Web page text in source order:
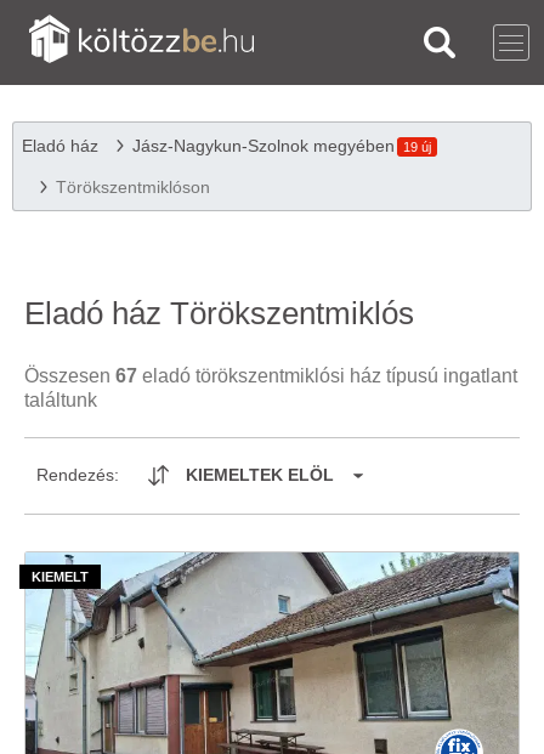
Eladó ház Jász-Nagykun-Szolnok megyében 19 új
Törökszentmiklóson
Eladó ház Törökszentmiklós
Összesen 67 eladó törökszentmiklósi ház típusú ingatlant
találtunk
Rendezés: KIEMELTEK ELÖL